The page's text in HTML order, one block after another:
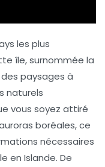
les plus
île, surnommée la
paysages à
naturels
vous soyez attiré
boréales, ce
nécessaires
en Islande. De